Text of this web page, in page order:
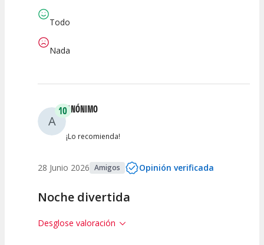
Todo
Nada
A
10ANÓNIMO
¡Lo recomienda!
28 Junio 2026 Amigos Opinión verificada
Noche divertida
Desglose valoración